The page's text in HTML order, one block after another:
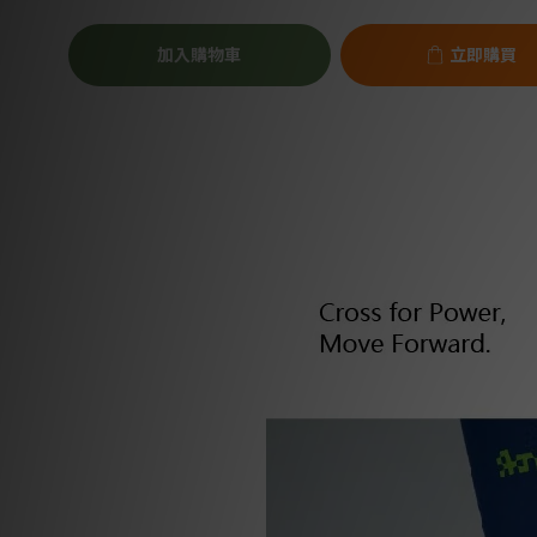
加入購物車 立即購買